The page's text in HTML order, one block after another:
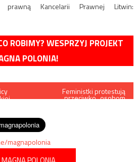
Kancelarii Prawnej Litwin:
ROBIMY? WESPRZYJ PROJEKT
POLONIA!
Feministki protestują
przeciwko „osobom
magnapolonia